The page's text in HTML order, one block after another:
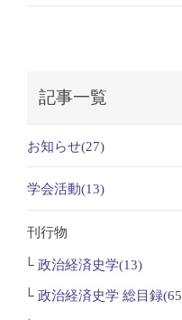
記事一覧
お知らせ(27)
学会活動(13)
刊行物
政治経済史学(13)
政治経済史学 総目録